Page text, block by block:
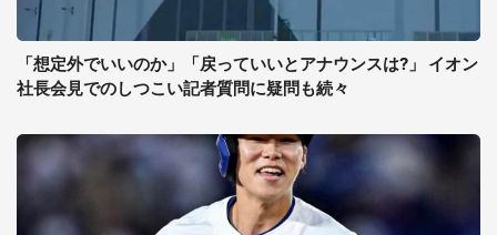
「想定外でいいのか」「戻っていいとアナウンスは?」 イオン
社長会見でのしつこい記者質問に疑問も続々